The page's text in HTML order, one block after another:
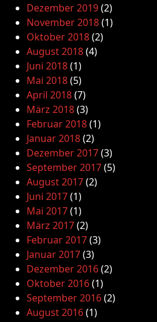
Dezember 2019(2)
November 2018(1)
Oktober 2018(2)
August 2018(4)
Juni 2018(1)
Mai 2018(5)
April 2018(7)
März 2018(3)
Februar 2018(1)
Januar 2018(2)
Dezember 2017(3)
September 2017(5)
August 2017(2)
Juni 2017(1)
Mai 2017(1)
März 2017(2)
Februar 2017(3)
Januar 2017(3)
Dezember 2016(2)
Oktober 2016(1)
September 2016(2)
August 2016(1)